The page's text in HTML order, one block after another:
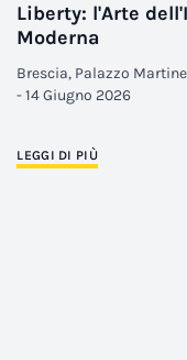
Liberty: l'Arte
Moderna
Brescia, Palazzo
- 14 Giugno 2026
LEGGI DI PIÙ